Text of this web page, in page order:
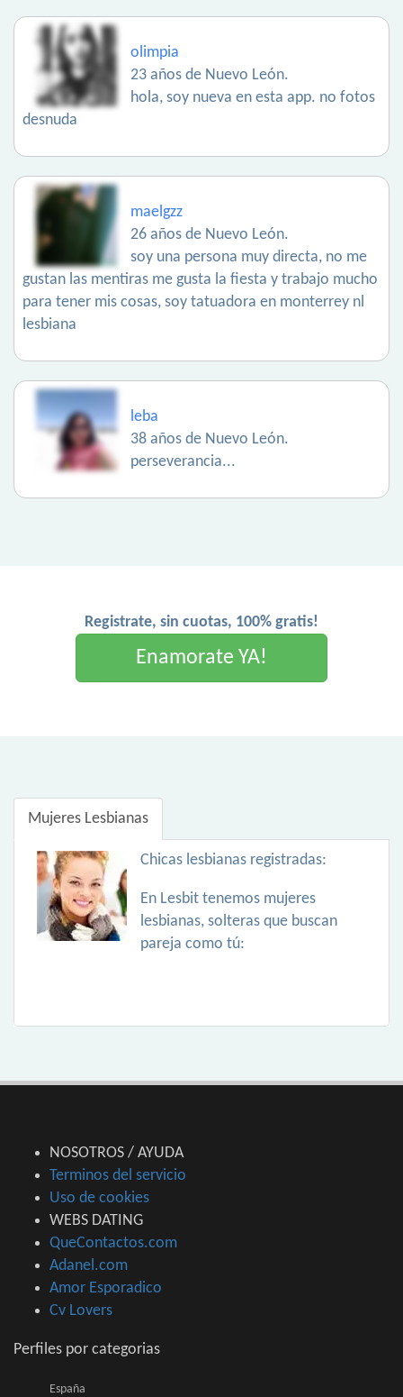
olimpia
23 años de Nuevo León.
hola, soy nueva en esta app. no fotos
desnuda
maelgzz
26 años de Nuevo León.
soy una persona muy directa, no me
gustan las mentiras me gusta la fiesta y trabajo mucho
para tener mis cosas, soy tatuadora en monterrey nl
lesbiana
leba
38 años de Nuevo León.
perseverancia...
Registrate, sin cuotas, 100% gratis!
Enamorate YA!
Mujeres Lesbianas
Chicas lesbianas registradas:
En Lesbit tenemos mujeres
lesbianas, solteras que buscan
pareja como tú:
NOSOTROS / AYUDA
Terminos del servicio
Uso de cookies
WEBS DATING
QueContactos.com
Adanel.com
Amor Esporadico
Cv Lovers
Perfiles por categorias
España